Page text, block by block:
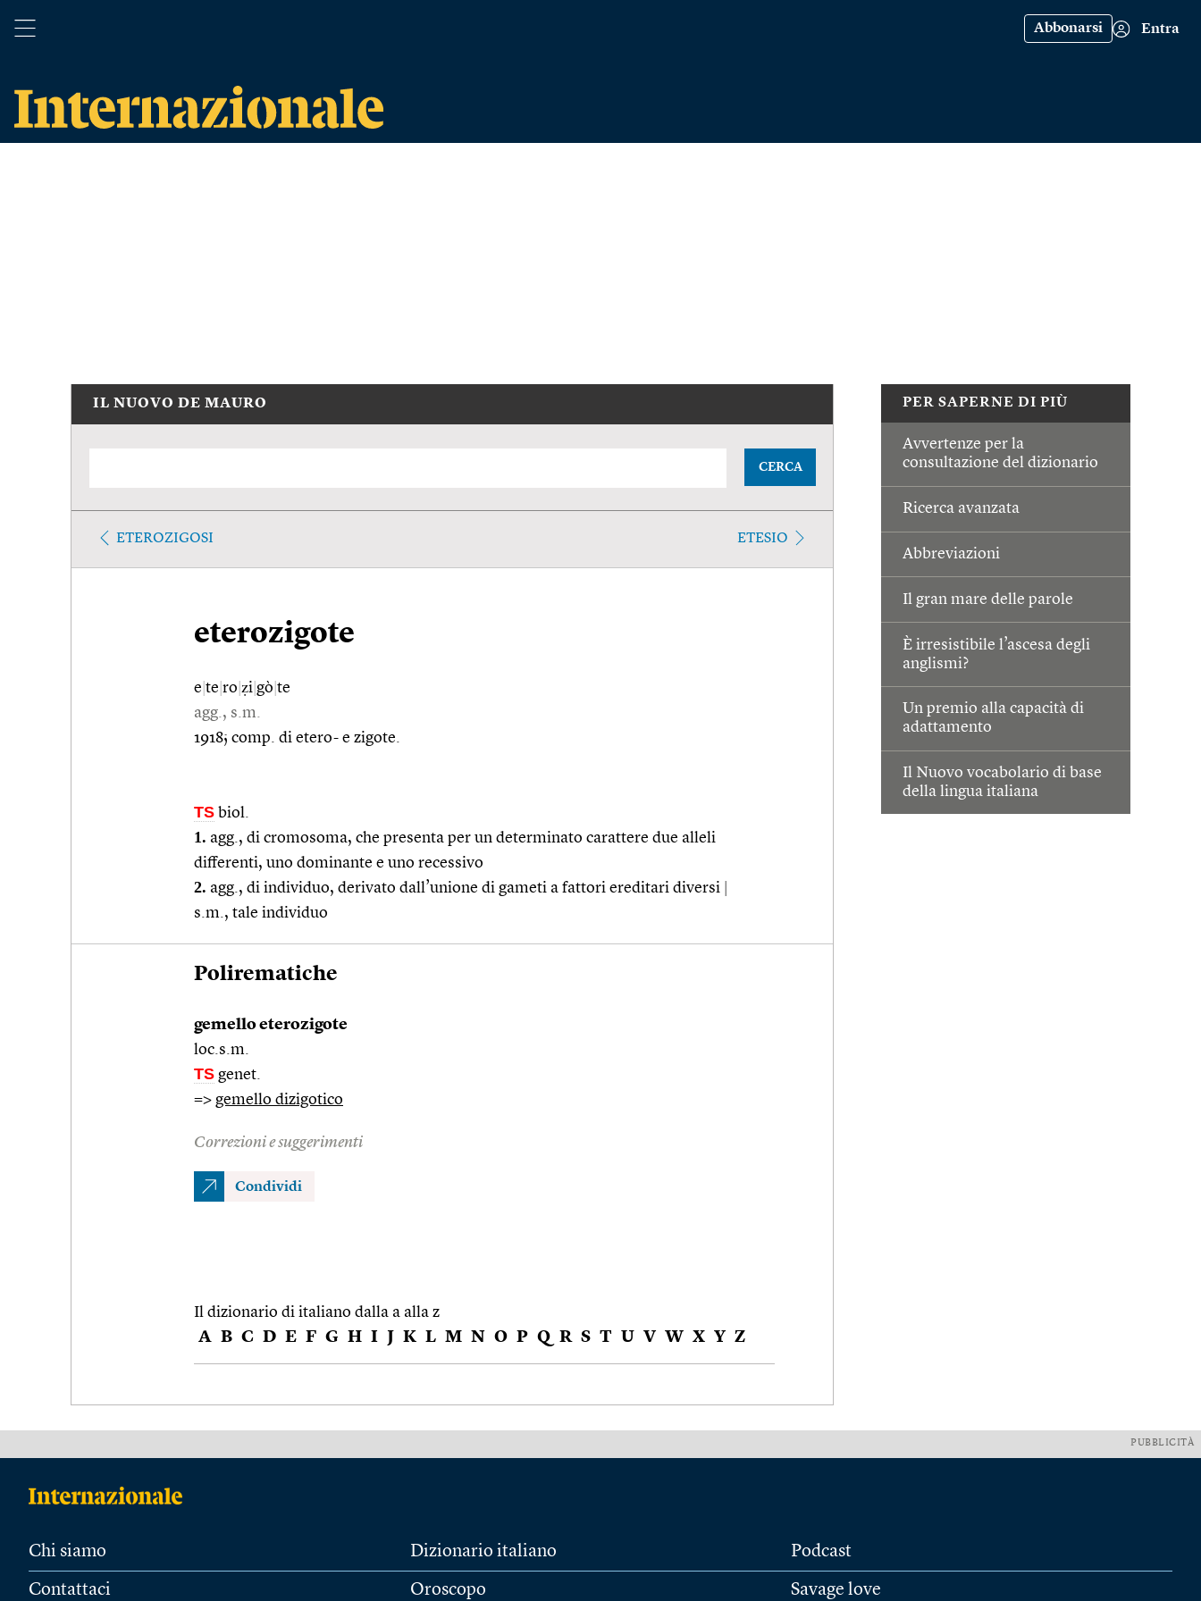
Abbonarsi Entra
PER SAPERNE DI PIÙ
Avvertenze per la
consultazione del dizionario
Ricerca avanzata
Abbreviazioni
Il gran mare delle parole
È irresistibile l’ascesa degli
anglismi?
Un premio alla capacità di
adattamento
Il Nuovo vocabolario di base
della lingua italiana
IL NUOVO DE MAURO
CERCA
ETEROZIGOSI ETESIO
eterozigote
e te ro ẓi gò te
agg., s.m.
1918; comp. di etero- e zigote.
TS biol.
1. agg., di cromosoma, che presenta per un determinato carattere due alleli
differenti, uno dominante e uno recessivo
2. agg., di individuo, derivato dall’unione di gameti a fattori ereditari diversi
s.m., tale individuo
Polirematiche
gemello eterozigote
loc.s.m.
TS genet.
=> gemello dizigotico
Correzioni e suggerimenti
Condividi
Il dizionario di italiano dalla a alla z
A B C D E F G H I J K L M N O P Q R S T U V W X Y Z
PUBBLICITÀ
Chi siamo
Contattaci
Dizionario italiano
Oroscopo
Podcast
Savage love